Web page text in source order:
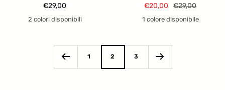
Prezzo
di
€29,00
2 colori disponibili
Prezzo
di
€20,00
Prezzo
regolare
€29,00
1 colore disponibile
1 2 3